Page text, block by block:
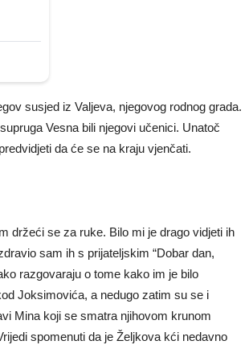
susjed iz Valjeva, njegovog rodnog grada.
Vesna bili njegovi učenici. Unatoč
da će se na kraju vjenčati.
držeći se za ruke. Bilo mi je drago vidjeti ih
sam ih s prijateljskim “Dobar dan,
razgovaraju o tome kako im je bilo
Joksimovića, a nedugo zatim su se i
Mina koji se smatra njihovom krunom
spomenuti da je Željkova kći nedavno